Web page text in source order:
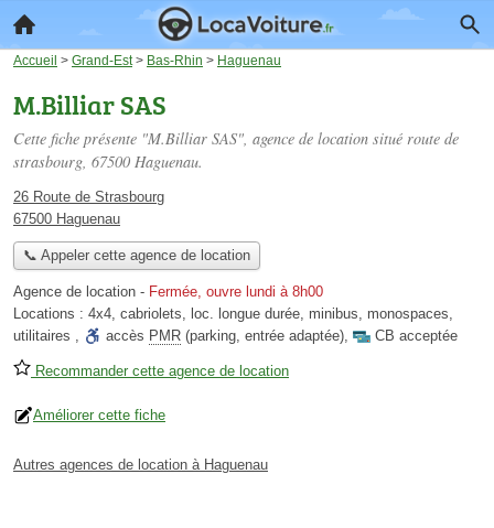
Accueil > Grand-Est > Bas-Rhin > Haguenau
M.Billiar SAS
Cette fiche présente "M.Billiar SAS", agence de location situé route de
strasbourg, 67500 Haguenau.
26 Route de Strasbourg
67500 Haguenau
📞 Appeler cette agence de location
Agence de location - Fermée, ouvre lundi à 8h00
Locations : 4x4, cabriolets, loc. longue durée, minibus, monospaces,
utilitaires , accès PMR (parking, entrée adaptée), CB acceptée
Recommander cette agence de location
Améliorer cette fiche
Autres agences de location à Haguenau